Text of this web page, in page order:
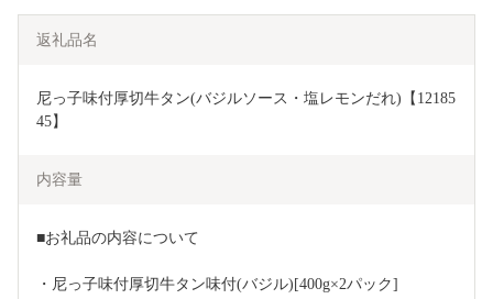
返礼品名
尼っ子味付厚切牛タン(バジルソース・塩レモンだれ)【12185
45】
内容量
■お礼品の内容について
・尼っ子味付厚切牛タン味付(バジル)[400g×2パック]